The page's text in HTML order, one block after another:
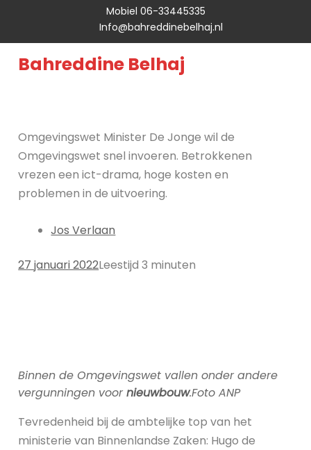
Mobiel 06-33445335
Info@bahreddinebelhaj.nl
Bahreddine Belhaj
Omgevingswet Minister De Jonge wil de
Omgevingswet snel invoeren. Betrokkenen
vrezen een ict-drama, hoge kosten en
problemen in de uitvoering.
Jos Verlaan
27 januari 2022Leestijd 3 minuten
Binnen de Omgevingswet vallen onder andere
vergunningen voornieuwbouw.Foto ANP
Tevredenheid bij de ambtelijke top van het
ministerie van Binnenlandse Zaken: Hugo de